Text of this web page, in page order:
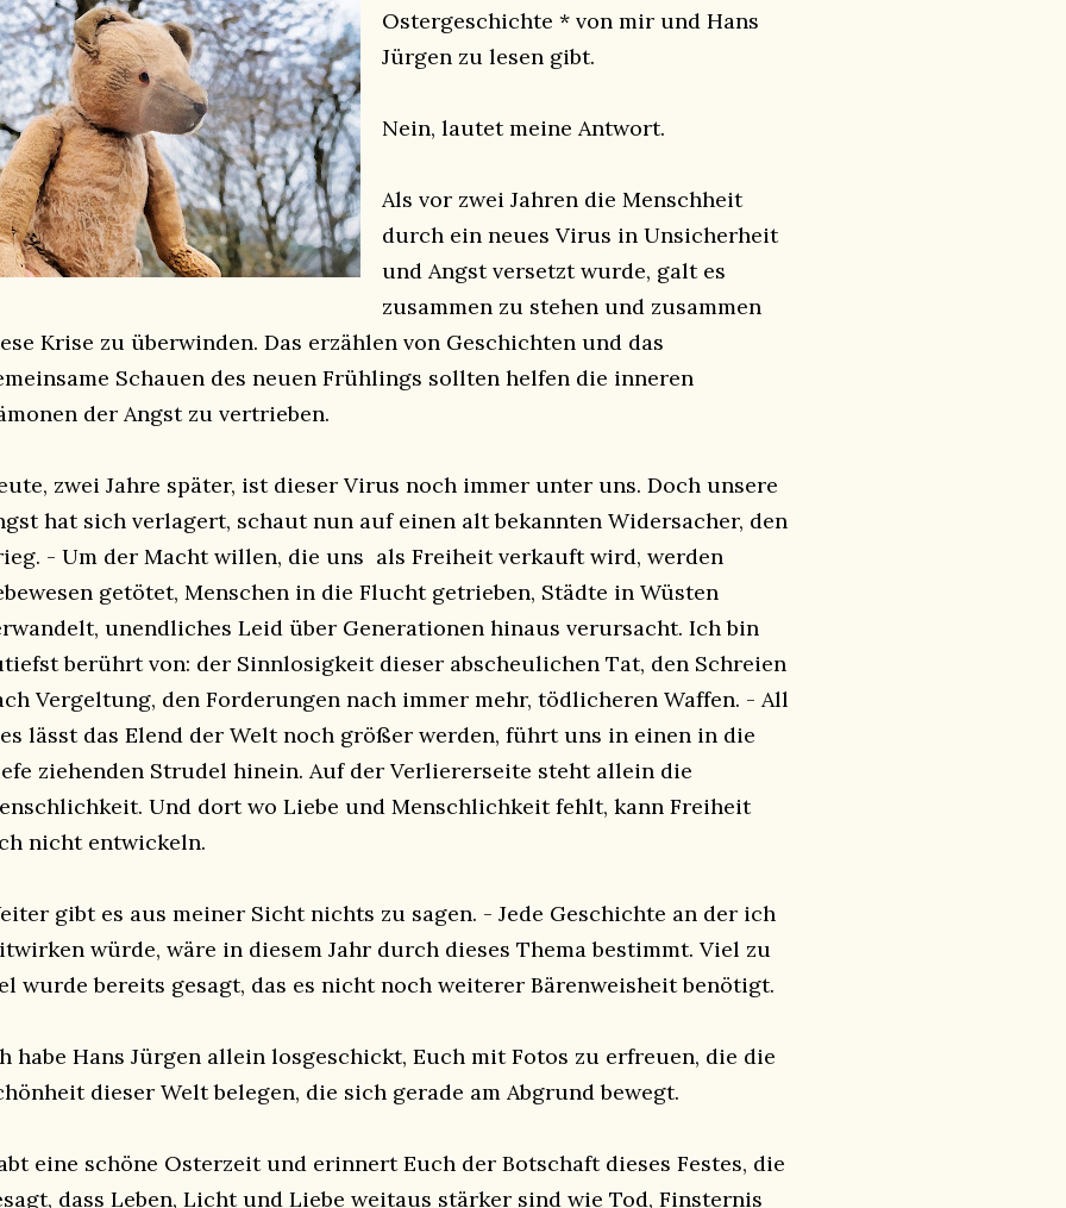
Ostergeschichte * von mir und Hans
Jürgen zu lesen gibt.
Nein, lautet meine Antwort.
Als vor zwei Jahren die Menschheit
durch ein neues Virus in Unsicherheit
und Angst versetzt wurde, galt es
zusammen zu stehen und zusammen
Krise zu überwinden. Das erzählen von Geschichten und das
Schauen des neuen Frühlings sollten helfen die inneren
der Angst zu vertrieben.
zwei Jahre später, ist dieser Virus noch immer unter uns. Doch unsere
hat sich verlagert, schaut nun auf einen alt bekannten Widersacher, den
- Um der Macht willen, die uns als Freiheit verkauft wird, werden
getötet, Menschen in die Flucht getrieben, Städte in Wüsten
unendliches Leid über Generationen hinaus verursacht. Ich bin
berührt von: der Sinnlosigkeit dieser abscheulichen Tat, den Schreien
Vergeltung, den Forderungen nach immer mehr, tödlicheren Waffen. - All
lässt das Elend der Welt noch größer werden, führt uns in einen in die
ziehenden Strudel hinein. Auf der Verliererseite steht allein die
Und dort wo Liebe und Menschlichkeit fehlt, kann Freiheit
nicht entwickeln.
gibt es aus meiner Sicht nichts zu sagen. - Jede Geschichte an der ich
würde, wäre in diesem Jahr durch dieses Thema bestimmt. Viel zu
wurde bereits gesagt, das es nicht noch weiterer Bärenweisheit benötigt.
habe Hans Jürgen allein losgeschickt, Euch mit Fotos zu erfreuen, die die
dieser Welt belegen, die sich gerade am Abgrund bewegt.
eine schöne Osterzeit und erinnert Euch der Botschaft dieses Festes, die
dass Leben, Licht und Liebe weitaus stärker sind wie Tod, Finsternis